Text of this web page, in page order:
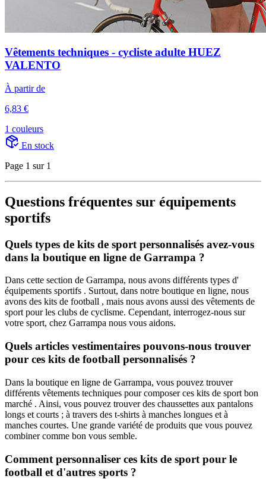
Vêtements techniques - cycliste adulte HUEZ
VALENTO
À partir de
6,83 €
1 couleurs
En stock
Page 1 sur 1
Questions fréquentes sur équipements
sportifs
Quels types de kits de sport personnalisés avez-vous
dans la boutique en ligne de Garrampa ?
Dans cette section de Garrampa, nous avons différents types d'
équipements sportifs . Surtout, dans notre boutique en ligne, nous
avons des kits de football , mais nous avons aussi des vêtements de
sport pour les clubs de cyclisme. Cependant, interrogez-nous sur
votre sport, chez Garrampa nous vous aidons.
Quels articles vestimentaires pouvons-nous trouver
pour ces kits de football personnalisés ?
Dans la boutique en ligne de Garrampa, vous pouvez trouver
différents vêtements techniques pour composer ces kits de sport bon
marché . Ainsi, vous pouvez trouver des chaussettes aux pantalons
longs et courts ; à travers des t-shirts à manches longues et à
manches courtes. Une grande variété de produits que vous pouvez
combiner comme bon vous semble.
Comment personnaliser ces kits de sport pour le
football et d'autres sports ?